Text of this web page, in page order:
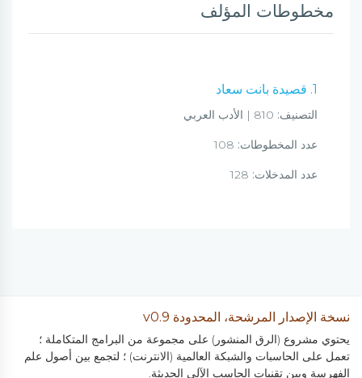
مخطوطات المؤلف
1. قصيدة بانت سعاد
التصنيف:
عدد المخطوطات:
عدد المدخلات:
نسخة الإصدار المرشحة، المحدودة v0.9
يحتوي مشروع (الرق المنشور) على مجموعة من البرامج المتكاملة ؛
تعمل على الحاسبات والشبكة العالمية (الانترنت) ؛ لتجمع بين أصول علم
الفهرسة وبين تقنيات الحاسب الآلي الحديثة.